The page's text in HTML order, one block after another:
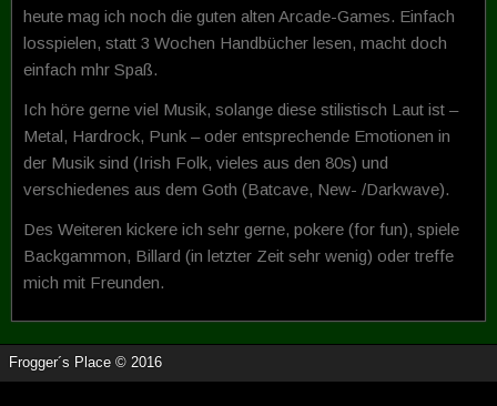
heute mag ich noch die guten alten Arcade-Games. Einfach
losspielen, statt 3 Wochen Handbücher lesen, macht doch
einfach mhr Spaß.
Ich höre gerne viel Musik, solange diese stilistisch Laut ist –
Metal, Hardrock, Punk – oder entsprechende Emotionen in
der Musik sind (Irish Folk, vieles aus den 80s) und
verschiedenes aus dem Goth (Batcave, New- /Darkwave).
Des Weiteren kickere ich sehr gerne, pokere (for fun), spiele
Backgammon, Billard (in letzter Zeit sehr wenig) oder treffe
mich mit Freunden.
Frogger´s Place © 2016